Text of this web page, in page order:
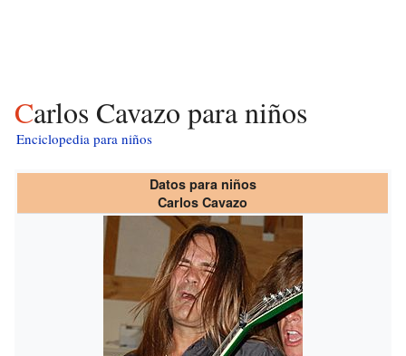
Carlos Cavazo para niños
Enciclopedia para niños
Datos para niños
Carlos Cavazo